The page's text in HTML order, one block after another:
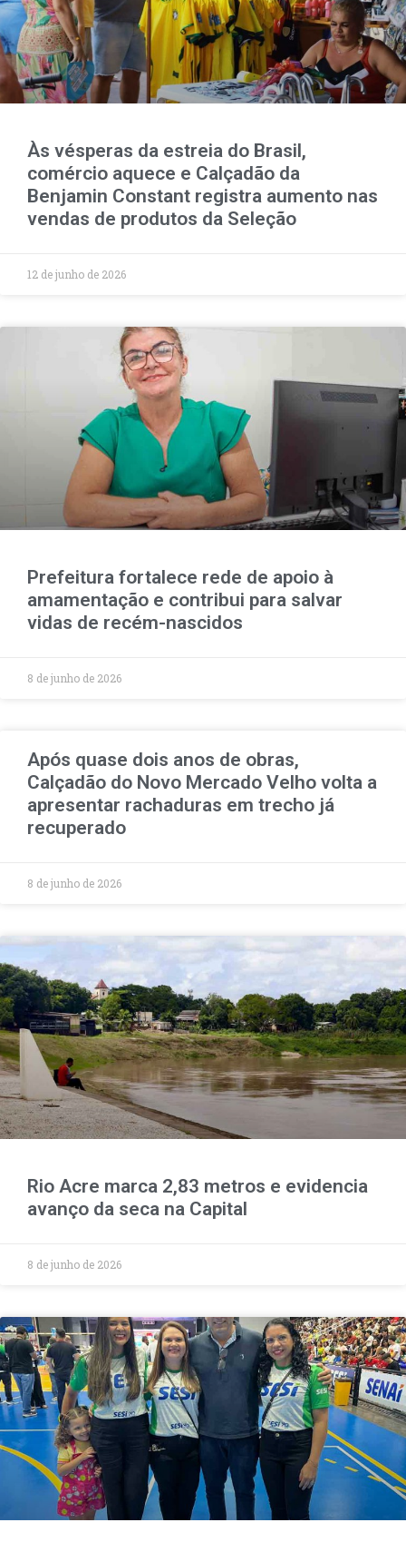
Às vésperas da estreia do Brasil,
comércio aquece e Calçadão da
Benjamin Constant registra aumento nas
vendas de produtos da Seleção
12 de junho de 2026
Prefeitura fortalece rede de apoio à
amamentação e contribui para salvar
vidas de recém-nascidos
8 de junho de 2026
Após quase dois anos de obras,
Calçadão do Novo Mercado Velho volta a
apresentar rachaduras em trecho já
recuperado
8 de junho de 2026
Rio Acre marca 2,83 metros e evidencia
avanço da seca na Capital
8 de junho de 2026